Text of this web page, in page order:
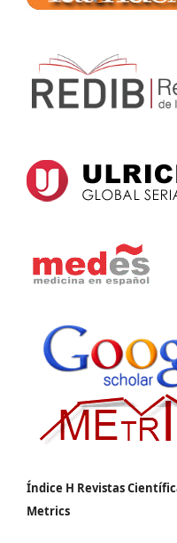
Índice H Revistas
Metrics